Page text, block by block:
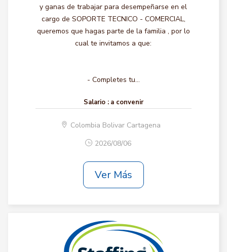
y ganas de trabajar para desempeñarse en el
cargo de SOPORTE TECNICO - COMERCIAL,
queremos que hagas parte de la familia , por lo
cual te invitamos a que:
- Completes tu...
Salario : a convenir
Colombia Bolivar Cartagena
2026/08/06
Ver Más